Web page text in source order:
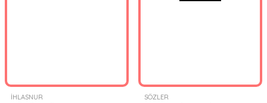
İHLASNUR SÖZLER